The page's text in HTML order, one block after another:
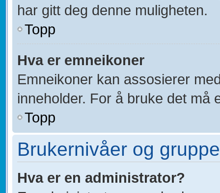
har gitt deg denne muligheten.
Topp
Hva er emneikoner
Emneikoner kan assosierer
inneholder. For å bruke det må
Topp
Brukernivåer og
Hva er en administrator?